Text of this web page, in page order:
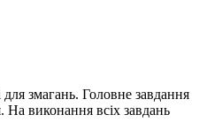
змагань. Головне завдання
виконання всіх завдань